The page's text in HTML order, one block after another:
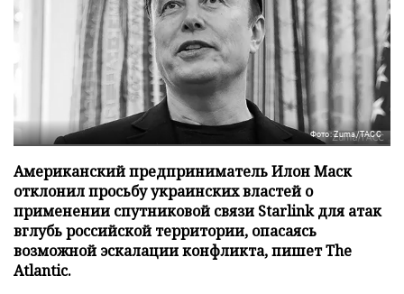
Фото: Zuma/ТАСС
Американский предприниматель Илон Маск
отклонил просьбу украинских властей о
применении спутниковой связи Starlink для атак
вглубь российской территории, опасаясь
возможной эскалации конфликта, пишет The
Atlantic.